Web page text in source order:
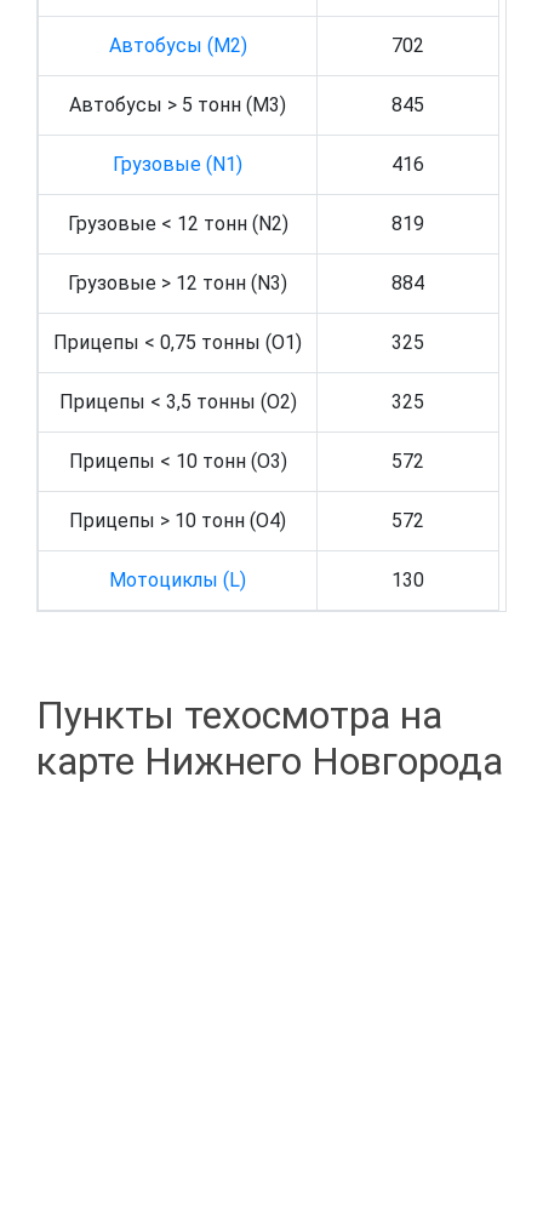
Автобусы (M2) 702
Автобусы > 5 тонн (M3) 845
Грузовые (N1) 416
Грузовые < 12 тонн (N2) 819
Грузовые > 12 тонн (N3) 884
Прицепы < 0,75 тонны (O1) 325
Прицепы < 3,5 тонны (O2) 325
Прицепы < 10 тонн (O3) 572
Прицепы > 10 тонн (O4) 572
Мотоциклы (L) 130
Пункты техосмотра на
карте Нижнего Новгорода